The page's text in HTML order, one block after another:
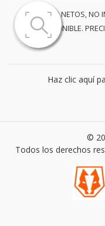
PRECIOS NETOS, NO
DISPONIBLE.
Haz clic aquí
©
Todos los derechos